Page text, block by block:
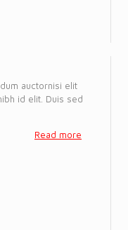
auctornisi elit
id elit. Duis sed
Read more